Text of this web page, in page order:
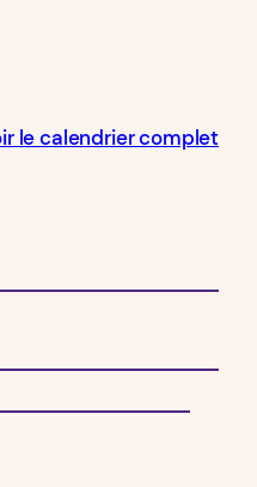
le calendrier complet